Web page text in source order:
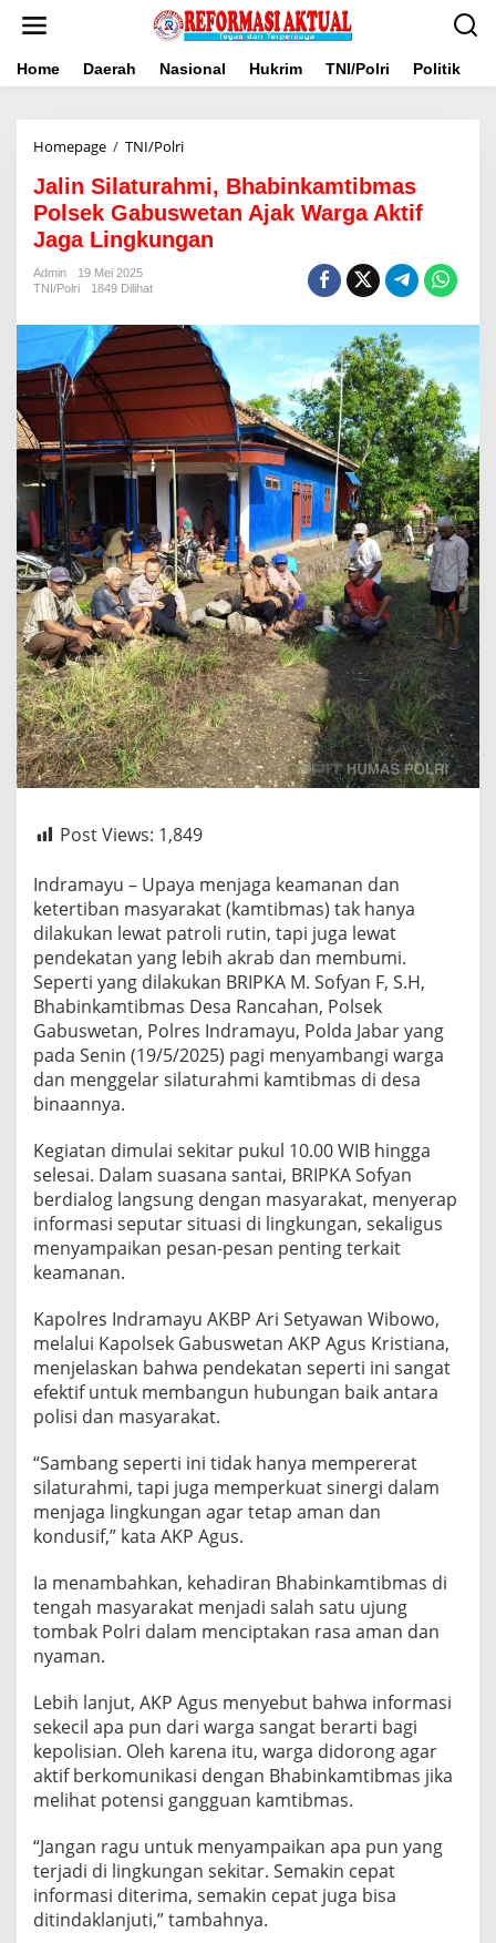
Home Daerah Nasional Hukrim TNI/Polri Politik
Homepage / TNI/PolriJalin
Bhabinkamtibmas
Polsek
Gabuswetan
Ajak
Lingkungan
Jalin Silaturahmi, Bhabinkamtibmas
Polsek Gabuswetan Ajak Warga Aktif
Jaga Lingkungan
Admin
19 Mei 2025
TNI/Polri
1849 Dilihat
Post Views: 1,849
Indramayu – Upaya menjaga keamanan dan
ketertiban masyarakat (kamtibmas) tak hanya
dilakukan lewat patroli rutin, tapi juga lewat
pendekatan yang lebih akrab dan membumi.
Seperti yang dilakukan BRIPKA M. Sofyan F, S.H,
Bhabinkamtibmas Desa Rancahan, Polsek
Gabuswetan, Polres Indramayu, Polda Jabar yang
pada Senin (19/5/2025) pagi menyambangi warga
dan menggelar silaturahmi kamtibmas di desa
binaannya.
Kegiatan dimulai sekitar pukul 10.00 WIB hingga
selesai. Dalam suasana santai, BRIPKA Sofyan
berdialog langsung dengan masyarakat, menyerap
informasi seputar situasi di lingkungan, sekaligus
menyampaikan pesan-pesan penting terkait
keamanan.
Kapolres Indramayu AKBP Ari Setyawan Wibowo,
melalui Kapolsek Gabuswetan AKP Agus Kristiana,
menjelaskan bahwa pendekatan seperti ini sangat
efektif untuk membangun hubungan baik antara
polisi dan masyarakat.
“Sambang seperti ini tidak hanya mempererat
silaturahmi, tapi juga memperkuat sinergi dalam
menjaga lingkungan agar tetap aman dan
kondusif,” kata AKP Agus.
Ia menambahkan, kehadiran Bhabinkamtibmas di
tengah masyarakat menjadi salah satu ujung
tombak Polri dalam menciptakan rasa aman dan
nyaman.
Lebih lanjut, AKP Agus menyebut bahwa informasi
sekecil apa pun dari warga sangat berarti bagi
kepolisian. Oleh karena itu, warga didorong agar
aktif berkomunikasi dengan Bhabinkamtibmas jika
melihat potensi gangguan kamtibmas.
“Jangan ragu untuk menyampaikan apa pun yang
terjadi di lingkungan sekitar. Semakin cepat
informasi diterima, semakin cepat juga bisa
ditindaklanjuti,” tambahnya.